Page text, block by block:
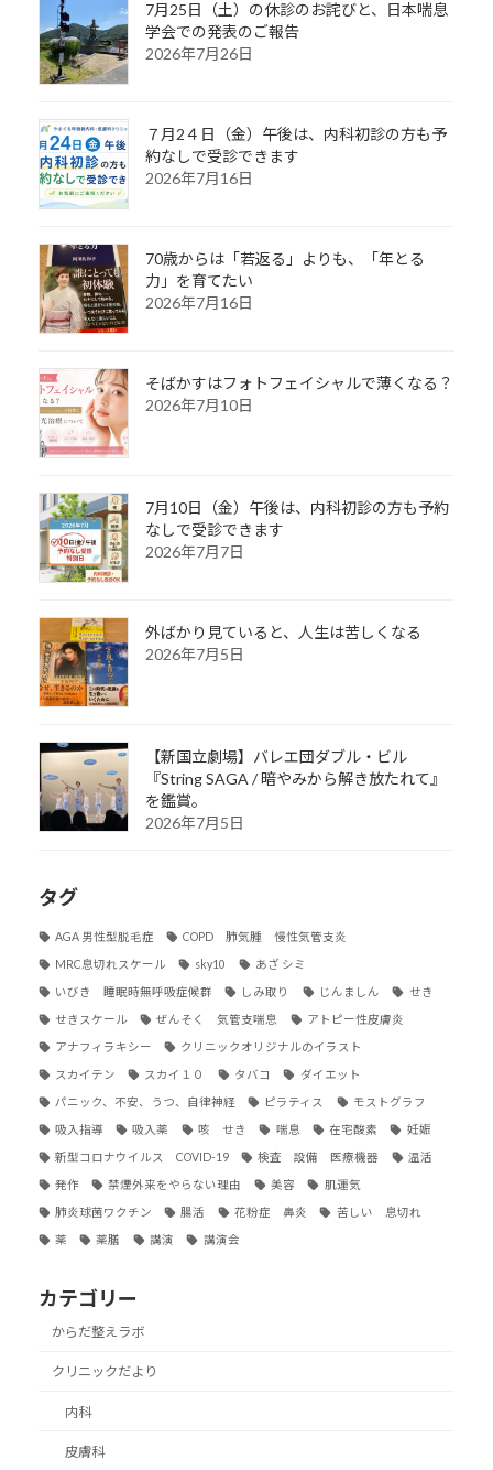
7月25日（土）の休診のお詫びと、日本喘息
学会での発表のご報告
2026年7月26日
７月2４日（金）午後は、内科初診の方も予
約なしで受診できます
2026年7月16日
70歳からは「若返る」よりも、「年とる
力」を育てたい
2026年7月16日
そばかすはフォトフェイシャルで薄くなる？
2026年7月10日
7月10日（金）午後は、内科初診の方も予約
なしで受診できます
2026年7月7日
外ばかり見ていると、人生は苦しくなる
2026年7月5日
【新国立劇場】バレエ団ダブル・ビル
『String SAGA / 暗やみから解き放たれて』
を鑑賞。
2026年7月5日
タグ
AGA 男性型脱毛症 COPD 肺気腫 慢性気管支炎
MRC息切れスケール sky10 あざ シミ
いびき 睡眠時無呼吸症候群 しみ取り じんましん せき
せきスケール ぜんそく 気管支喘息 アトピー性皮膚炎
アナフィラキシー クリニックオリジナルのイラスト
スカイテン スカイ１０ タバコ ダイエット
パニック、不安、うつ、自律神経 ピラティス モストグラフ
吸入指導 吸入薬 咳 せき 喘息 在宅酸素 妊娠
新型コロナウイルス COVID-19 検査 設備 医療機器 温活
発作 禁煙外来をやらない理由 美容 肌運気
肺炎球菌ワクチン 腸活 花粉症 鼻炎 苦しい 息切れ
薬 薬膳 講演 講演会
カテゴリー
からだ整えラボ
クリニックだより
内科
皮膚科